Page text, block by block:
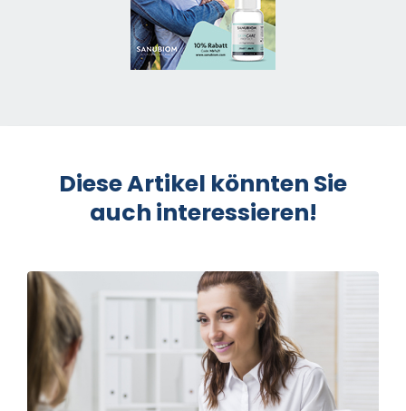
Diese Artikel könnten Sie
auch interessieren!